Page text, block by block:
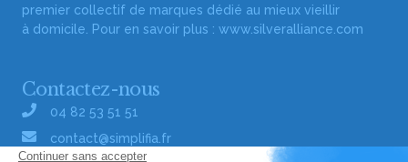
premier collectif de marques dédié au mieux vieillir
à domicile. Pour en savoir plus : www.silveralliance.com
Contactez-nous
04 82 53 51 51
contact@simplifia.fr